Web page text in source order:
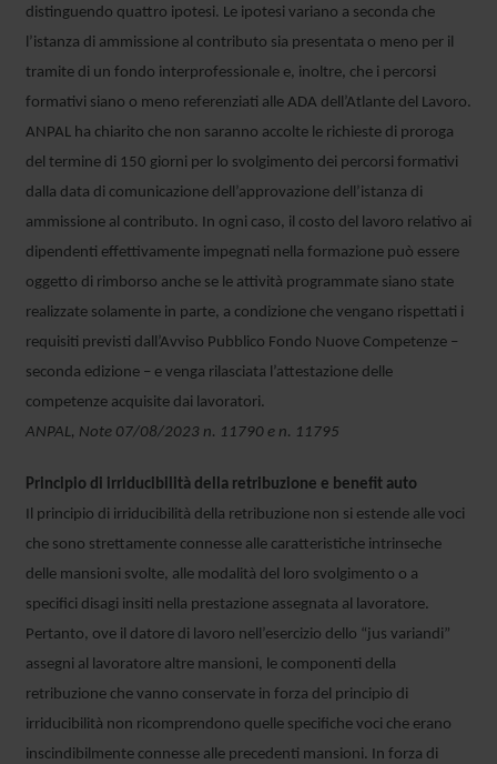
distinguendo quattro ipotesi. Le ipotesi variano a seconda che
l’istanza di ammissione al contributo sia presentata o meno per il
tramite di un fondo interprofessionale e, inoltre, che i percorsi
formativi siano o meno referenziati alle ADA dell’Atlante del Lavoro.
ANPAL ha chiarito che non saranno accolte le richieste di proroga
del termine di 150 giorni per lo svolgimento dei percorsi formativi
dalla data di comunicazione dell’approvazione dell’istanza di
ammissione al contributo. In ogni caso, il costo del lavoro relativo ai
dipendenti effettivamente impegnati nella formazione può essere
oggetto di rimborso anche se le attività programmate siano state
realizzate solamente in parte, a condizione che vengano rispettati i
requisiti previsti dall’Avviso Pubblico Fondo Nuove Competenze –
seconda edizione – e venga rilasciata l’attestazione delle
competenze acquisite dai lavoratori.
ANPAL, Note 07/08/2023 n. 11790 e n. 11795
Principio di irriducibilità della retribuzione e benefit auto
Il principio di irriducibilità della retribuzione non si estende alle voci
che sono strettamente connesse alle caratteristiche intrinseche
delle mansioni svolte, alle modalità del loro svolgimento o a
specifici disagi insiti nella prestazione assegnata al lavoratore.
Pertanto, ove il datore di lavoro nell’esercizio dello “jus variandi”
assegni al lavoratore altre mansioni, le componenti della
retribuzione che vanno conservate in forza del principio di
irriducibilità non ricomprendono quelle specifiche voci che erano
inscindibilmente connesse alle precedenti mansioni. In forza di